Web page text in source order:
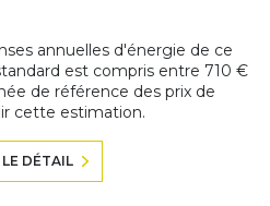
annuelles d'énergie de ce
est compris entre 710 €
de référence des prix de
cette estimation.
DÉTAIL